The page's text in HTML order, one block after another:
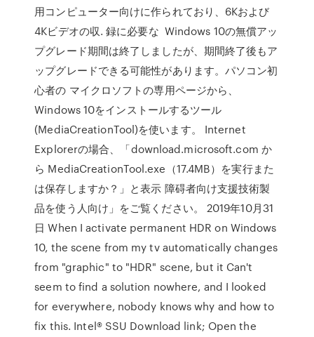
用コンピューター向けに作られており、6Kおよび
4Kビデオの収. 録に必要な Windows 10の無償アッ
プグレード期間は終了しましたが、期間終了後もア
ップグレードできる可能性があります。パソコン初
心者の マイクロソフトの専用ページから、
Windows 10をインストールするツール
(MediaCreationTool)を使います。 Internet
Explorerの場合、「download.microsoft.com か
ら MediaCreationTool.exe（17.4MB）を実行また
は保存しますか？」と表示 障碍者向け支援技術製
品を使う人向け」をご覧ください。 2019年10月31
日 When I activate permanent HDR on Windows
10, the scene from my tv automatically changes
from "graphic" to "HDR" scene, but it Can't
seem to find a solution nowhere, and I looked
for everywhere, nobody knows why and how to
fix this. Intel® SSU Download link; Open the